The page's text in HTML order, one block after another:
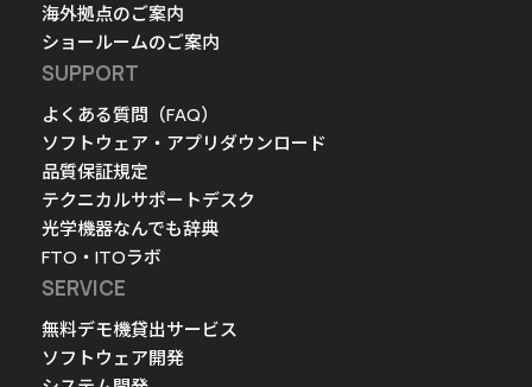
海外拠点のご案内
ショールームのご案内
SUPPORT
よくある質問（FAQ）
ソフトウェア・アプリダウンロード
品質保証規定
テクニカルサポートデスク
光学機器なんでも辞典
FTO・ITOラボ
SERVICE
無料デモ機貸出サービス
ソフトウェア開発